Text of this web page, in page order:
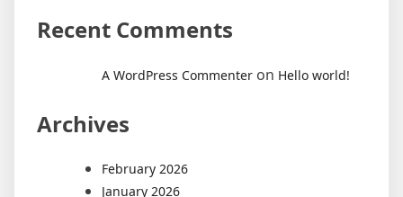
Recent Comments
A WordPress Commenter on Hello world!
Archives
February 2026
January 2026